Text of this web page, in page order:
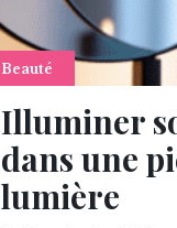
Beauté
Illuminer
dans une
lumière